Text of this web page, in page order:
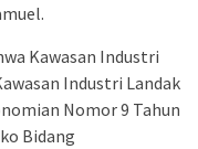
Kawasan Industri
Industri Landak
Nomor 9 Tahun
Bidang